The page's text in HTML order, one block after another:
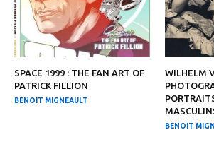
SPACE 1999 : THE FAN ART OF
PATRICK FILLION
BENOIT MIGNEAULT
WILHELM
BENOIT